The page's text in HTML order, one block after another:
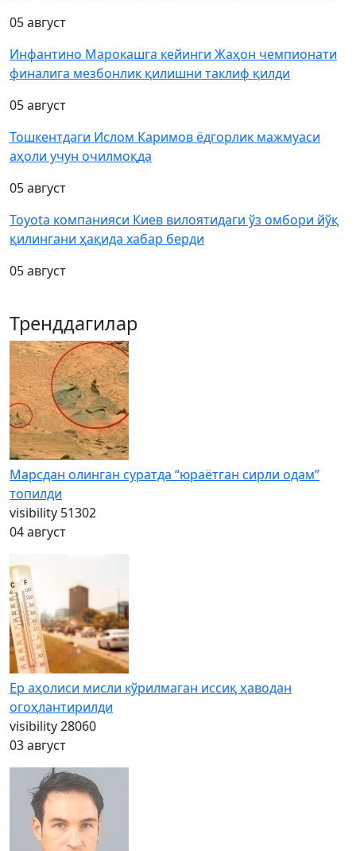
05 август
Инфантино Марокашга кейинги Жаҳон чемпионати
финалига мезбонлик қилишни таклиф қилди
05 август
Тошкентдаги Ислом Каримов ёдгорлик мажмуаси
аҳоли учун очилмоқда
05 август
Toyota компанияси Киев вилоятидаги ўз омбори йўқ
қилингани ҳақида хабар берди
05 август
Тренддагилар
Марсдан олинган суратда “юраётган сирли одам”
топилди
visibility 51302
04 август
Ер аҳолиси мисли кўрилмаган иссиқ ҳаводан
огоҳлантирилди
visibility28060
03 август